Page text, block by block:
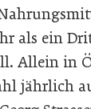
als ein
Allein in
jährlich